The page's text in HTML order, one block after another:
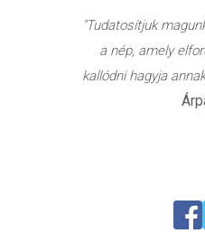
"Tudatosítjuk
a nép, amely
kallódni hagyja